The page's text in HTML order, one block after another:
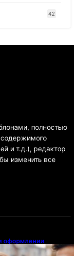
42
полностью
и т.д.), редактор
изменить все
оформлении